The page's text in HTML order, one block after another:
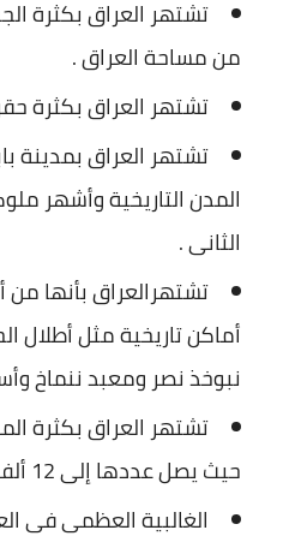
من مساحة العراق .
تشتهر العراق بكثرة
تشتهر العراق بمدينة
المدن التاريخية وأشهر
الثانى .
تشتهرالعراق بأنها
أماكن تاريخية مثل أطلال
نبوخذ نصر ومعبد ننماخ
تشتهر العراق بكثرة
حيث يصل عددها إلى 12 ألف موقع أثرى.
الغالبية العظمى فى